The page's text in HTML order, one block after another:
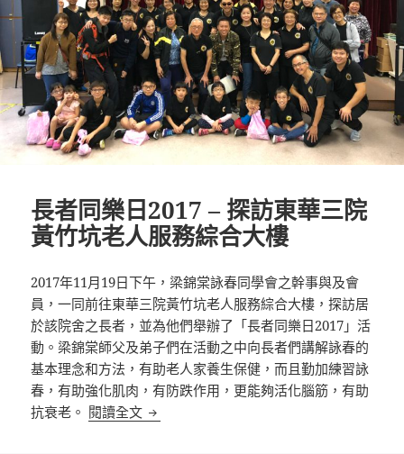
長者同樂日2017 – 探訪東華三院
黃竹坑老人服務綜合大樓
2017年11月19日下午，梁錦棠詠春同學會之幹事與及會
員，一同前往東華三院黃竹坑老人服務綜合大樓，探訪居
於該院舍之長者，並為他們舉辦了「長者同樂日2017」活
動。梁錦棠師父及弟子們在活動之中向長者們講解詠春的
基本理念和方法，有助老人家養生保健，而且勤加練習詠
春，有助強化肌肉，有防跌作用，更能夠活化腦筋，有助
抗衰老。 閱讀全文 長者同樂日2017 – 探訪東華三院黃竹坑老